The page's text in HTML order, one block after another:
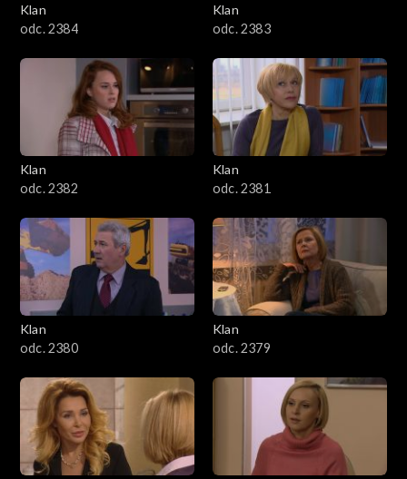
1601–1700
1501–1600
1401–1500
1301–1400
1201–1300
1101–1200
1001–1100
901–1000
801–900
701–800
601–700
Klan
odc. 2384
Klan
odc. 2383
Klan
odc. 2382
Klan
odc. 2381
Klan
odc. 2380
Klan
odc. 2379